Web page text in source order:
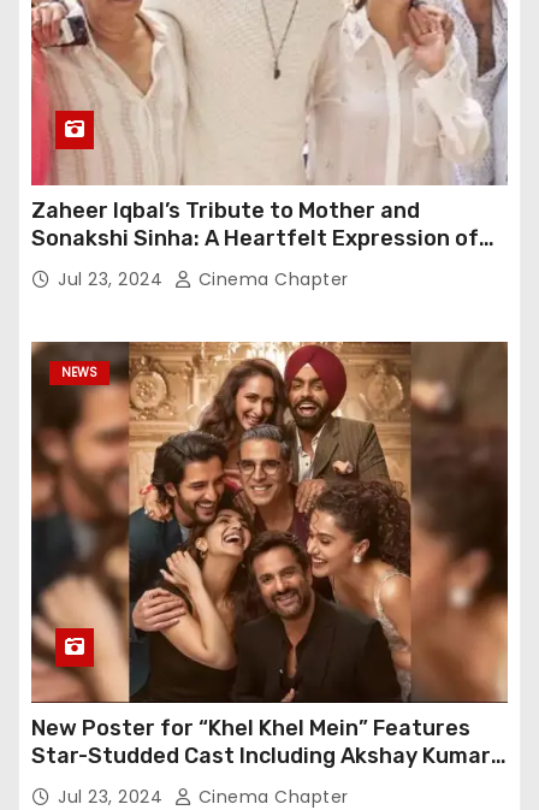
Zaheer Iqbal’s Tribute to Mother and
Sonakshi Sinha: A Heartfelt Expression of
Gratitude
Jul 23, 2024 Cinema Chapter
NEWS
New Poster for “Khel Khel Mein” Features
Star-Studded Cast Including Akshay Kumar,
Taapsee Pannu, Fardeen Khan, and More
Jul 23, 2024 Cinema Chapter